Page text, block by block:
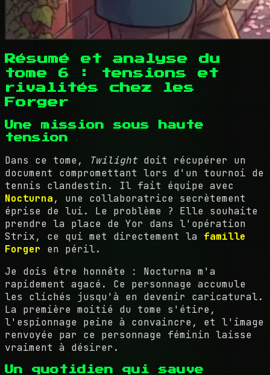
Résumé et analyse du
tome 6 : tensions et
rivalités chez les
Forger
Une mission sous haute
tension
Dans ce tome, Twilightdoit récupérer un
document compromettant lors d'un tournoi de
tennis clandestin. Il fait équipe avec
Nocturna, une collaboratrice secrètement
éprise de lui. Le problème ? Elle souhaite
prendre la place de Yor dans l'opération
Strix, ce qui met directement la famille
Forger en péril.
Je dois être honnête : Nocturna m'a
rapidement agacé. Ce personnage accumule
les clichés jusqu'à en devenir caricatural.
La première moitié du tome s'étire,
l'espionnage peine à convaincre, et l'image
renvoyée par ce personnage féminin laisse
vraiment à désirer.
Un quotidien qui sauve